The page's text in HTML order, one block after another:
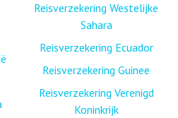
Reisverzekering Westelijke
Sahara
Reisverzekering Ecuador
Reisverzekering Guinee
Reisverzekering Verenigd
Koninkrijk